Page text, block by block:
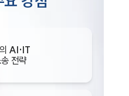
AI·IT
전략